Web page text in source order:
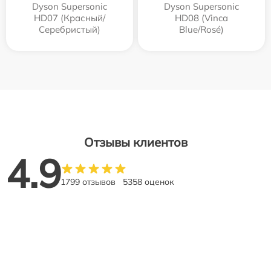
Dyson Supersonic
HD07 (Красный/
Серебристый)
Dyson Supersonic
HD08 (Vinca
Blue/Rosé)
Отзывы клиентов
4.91799 отзывов 5358 оценок